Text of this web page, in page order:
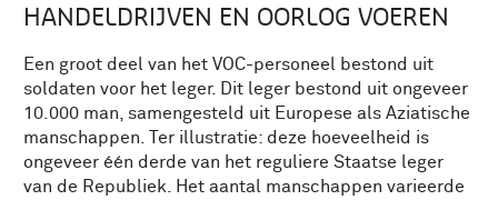
HANDELDRIJVEN EN OORLOG VOEREN
Een groot deel van het VOC-personeel bestond uit
soldaten voor het leger. Dit leger bestond uit ongeveer
10.000 man, samengesteld uit Europese als Aziatische
manschappen. Ter illustratie: deze hoeveelheid is
ongeveer één derde van het reguliere Staatse leger
van de Republiek. Het aantal manschappen varieerde